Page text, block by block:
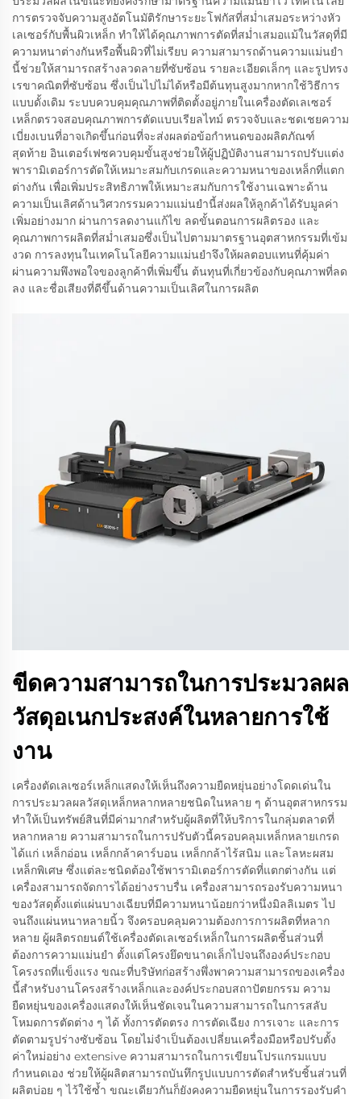
การตรวจจับความสูงอัตโนมัติรักษาระยะโฟกัสที่สม่ำเสมอระหว่างหัว
เลเซอร์กับพื้นผิวเหล็ก ทำให้ได้คุณภาพการตัดที่สม่ำเสมอแม้ในวัสดุที่มี
ความหนาต่างกันหรือพื้นผิวที่ไม่เรียบ ความสามารถด้านความแม่นยำ
นี้ช่วยให้สามารถสร้างลวดลายที่ซับซ้อน รายละเอียดเล็กๆ และรูปทรง
เรขาคณิตที่ซับซ้อน ซึ่งเป็นไปไม่ได้หรือมีต้นทุนสูงมากหากใช้วิธีการ
แบบดั้งเดิม ระบบควบคุมคุณภาพที่ติดตั้งอยู่ภายในเครื่องตัดเลเซอร์
เหล็กตรวจสอบคุณภาพการตัดแบบเรียลไทม์ ตรวจจับและชดเชยความ
เบี่ยงเบนที่อาจเกิดขึ้นก่อนที่จะส่งผลต่อข้อกำหนดของผลิตภัณฑ์
สุดท้าย อินเตอร์เฟซควบคุมขั้นสูงช่วยให้ผู้ปฏิบัติงานสามารถปรับแต่ง
พารามิเตอร์การตัดให้เหมาะสมกับเกรดและความหนาของเหล็กที่แตก
ต่างกัน เพื่อเพิ่มประสิทธิภาพให้เหมาะสมกับการใช้งานเฉพาะด้าน
ความเป็นเลิศด้านวิศวกรรมความแม่นยำนี้ส่งผลให้ลูกค้าได้รับมูลค่า
เพิ่มอย่างมาก ผ่านการลดงานแก้ไข ลดขั้นตอนการผลิตรอง และ
คุณภาพการผลิตที่สม่ำเสมอซึ่งเป็นไปตามมาตรฐานอุตสาหกรรมที่เข้ม
งวด การลงทุนในเทคโนโลยีความแม่นยำจึงให้ผลตอบแทนที่คุ้มค่า
ผ่านความพึงพอใจของลูกค้าที่เพิ่มขึ้น ต้นทุนที่เกี่ยวข้องกับคุณภาพที่ลด
ลง และชื่อเสียงที่ดีขึ้นด้านความเป็นเลิศในการผลิต
ขีดความสามารถในการประมวลผล
วัสดุอเนกประสงค์ในหลายการใช้
งาน
เครื่องตัดเลเซอร์เหล็กแสดงให้เห็นถึงความยืดหยุ่นอย่างโดดเด่นใน
การประมวลผลวัสดุเหล็กหลากหลายชนิดในหลาย ๆ ด้านอุตสาหกรรม
ทำให้เป็นทรัพย์สินที่มีค่ามากสำหรับผู้ผลิตที่ให้บริการในกลุ่มตลาดที่
หลากหลาย ความสามารถในการปรับตัวนี้ครอบคลุมเหล็กหลายเกรด
ได้แก่ เหล็กอ่อน เหล็กกล้าคาร์บอน เหล็กกล้าไร้สนิม และโลหะผสม
เหล็กพิเศษ ซึ่งแต่ละชนิดต้องใช้พารามิเตอร์การตัดที่แตกต่างกัน แต่
เครื่องสามารถจัดการได้อย่างราบรื่น เครื่องสามารถรองรับความหนา
ของวัสดุตั้งแต่แผ่นบางเฉียบที่มีความหนาน้อยกว่าหนึ่งมิลลิเมตร ไป
จนถึงแผ่นหนาหลายนิ้ว จึงครอบคลุมความต้องการการผลิตที่หลาก
หลาย ผู้ผลิตรถยนต์ใช้เครื่องตัดเลเซอร์เหล็กในการผลิตชิ้นส่วนที่
ต้องการความแม่นยำ ตั้งแต่โครงยึดขนาดเล็กไปจนถึงองค์ประกอบ
โครงรถที่แข็งแรง ขณะที่บริษัทก่อสร้างพึ่งพาความสามารถของเครื่อง
นี้สำหรับงานโครงสร้างเหล็กและองค์ประกอบสถาปัตยกรรม ความ
ยืดหยุ่นของเครื่องแสดงให้เห็นชัดเจนในความสามารถในการสลับ
โหมดการตัดต่าง ๆ ได้ ทั้งการตัดตรง การตัดเฉียง การเจาะ และการ
ตัดตามรูปร่างซับซ้อน โดยไม่จำเป็นต้องเปลี่ยนเครื่องมือหรือปรับตั้ง
ค่าใหม่อย่าง extensive ความสามารถในการเขียนโปรแกรมแบบ
กำหนดเอง ช่วยให้ผู้ผลิตสามารถบันทึกรูปแบบการตัดสำหรับชิ้นส่วนที่
ผลิตบ่อย ๆ ไว้ใช้ซ้ำ ขณะเดียวกันก็ยังคงความยืดหยุ่นในการรองรับคำ